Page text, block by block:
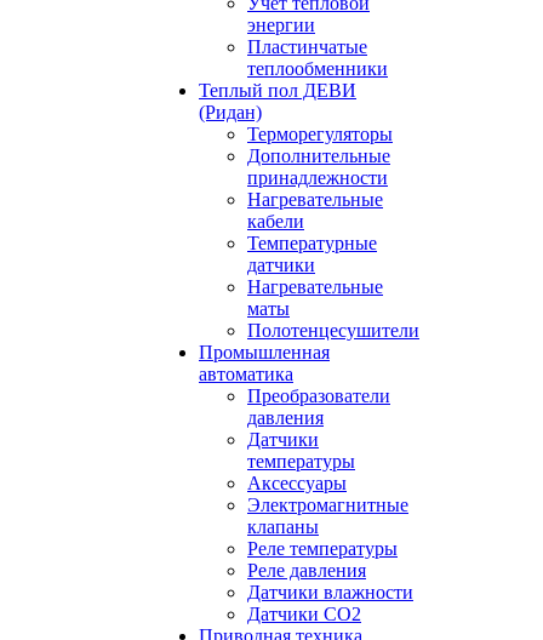
энергии
Пластинчатые
теплообменники
Теплый пол ДЕВИ
(Ридан)
Терморегуляторы
Дополнительные
принадлежности
Нагревательные
кабели
Температурные
датчики
Нагревательные
маты
Полотенцесушители
Промышленная
автоматика
Преобразователи
давления
Датчики
температуры
Аксессуары
Электромагнитные
клапаны
Реле температуры
Реле давления
Датчики влажности
Датчики CO2
Приводная техника